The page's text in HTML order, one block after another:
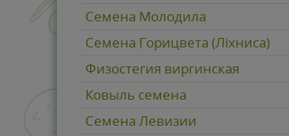
Семена Молодила
Семена Горицвета (Ліхниса)
Физостегия виргинская
Ковыль семена
Семена Левизии